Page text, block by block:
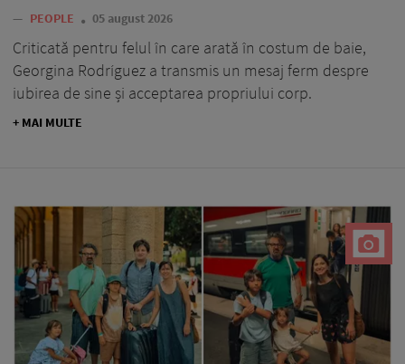
— PEOPLE 05 august 2026
Criticată pentru felul în care arată în costum de baie,
Georgina Rodríguez a transmis un mesaj ferm despre
iubirea de sine și acceptarea propriului corp.
+ MAI MULTE